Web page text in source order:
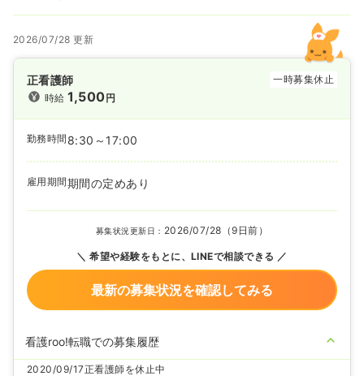
2026/07/28 更新
正看護師
一時募集休止
時給1,500円
勤務時間 8:30～17:00
雇用期間期間の定めあり
募集状況更新日： 2026/07/28（9日前）
希望や経験をもとに、LINEで相談できる
最新の募集状況を確認してみる
看護roo!転職での募集履歴
2020/09/17正看護師を休止中